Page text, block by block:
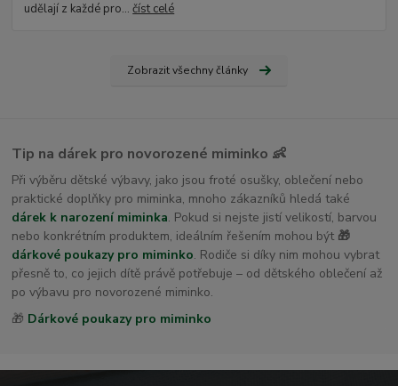
udělají z každé pro...číst celé
Zobrazit všechny články
Tip na dárek pro novorozené miminko 👶
Při výběru dětské výbavy, jako jsou froté osušky, oblečení nebo
praktické doplňky pro miminka, mnoho zákazníků hledá také
dárek k narození miminka. Pokud si nejste jistí velikostí, barvou
nebo konkrétním produktem, ideálním řešením mohou být 🎁
dárkové poukazy pro miminko. Rodiče si díky nim mohou vybrat
přesně to, co jejich dítě právě potřebuje – od dětského oblečení až
po výbavu pro novorozené miminko.
🎁 Dárkové poukazy pro miminko